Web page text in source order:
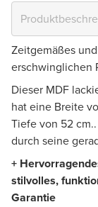
Zeitgemäßes
erschwinglichen
Dieser MDF
hat eine Breite
Tiefe von 52
durch seine
+
stilvolles,
Garantie